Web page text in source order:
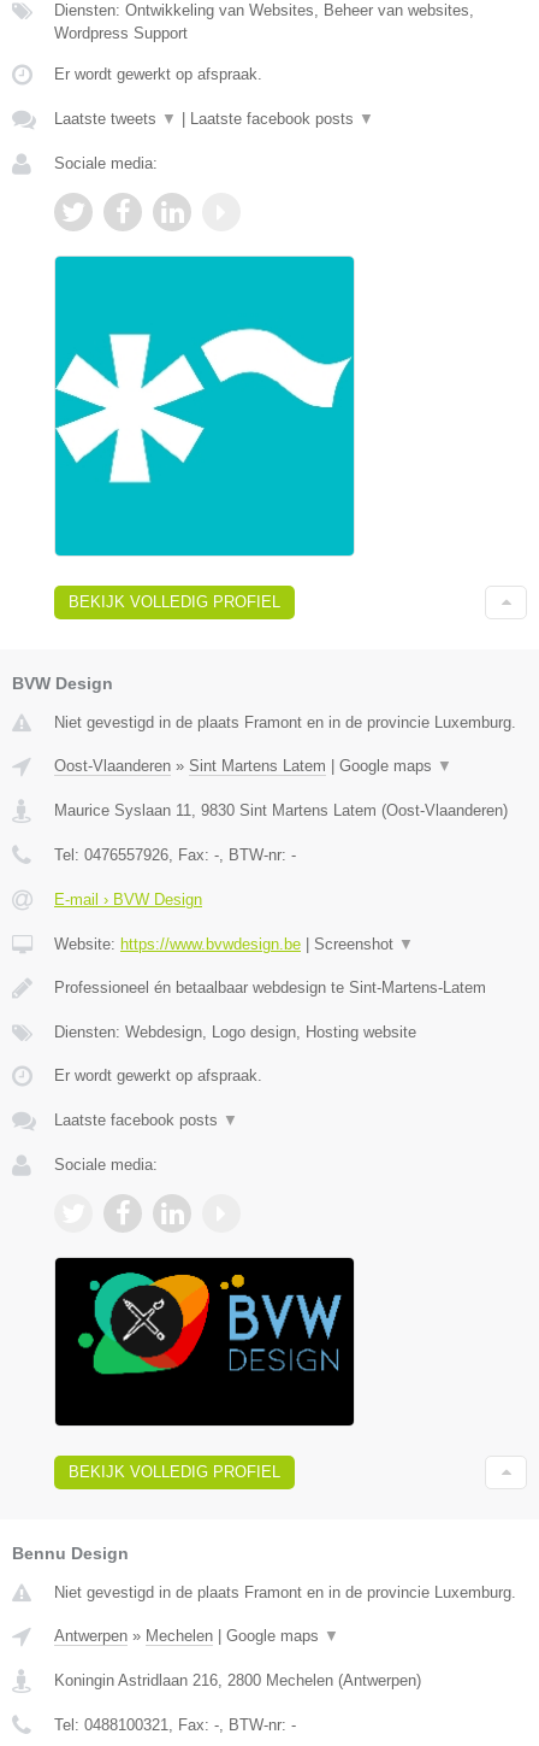
Diensten: Ontwikkeling van Websites, Beheer van websites,
Wordpress Support
Er wordt gewerkt op afspraak.
Laatste tweets ▼ Laatste facebook posts ▼
Sociale media:
BEKIJK VOLLEDIG PROFIEL
BVW Design
Niet gevestigd in de plaats Framont en in de provincie Luxemburg.
Oost-Vlaanderen » Sint Martens Latem Google maps ▼
Maurice Syslaan 11, 9830 Sint Martens Latem (Oost-Vlaanderen)
Tel: 0476557926, Fax: -, BTW-nr: -
E-mail › BVW Design
Website: https://www.bvwdesign.be Screenshot ▼
Professioneel én betaalbaar webdesign te Sint-Martens-Latem
Diensten: Webdesign, Logo design, Hosting website
Er wordt gewerkt op afspraak.
Laatste facebook posts ▼
Sociale media:
BEKIJK VOLLEDIG PROFIEL
Bennu Design
Niet gevestigd in de plaats Framont en in de provincie Luxemburg.
Antwerpen » Mechelen Google maps ▼
Koningin Astridlaan 216, 2800 Mechelen (Antwerpen)
Tel: 0488100321, Fax: -, BTW-nr: -